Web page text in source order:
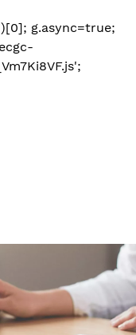
g.async=true;